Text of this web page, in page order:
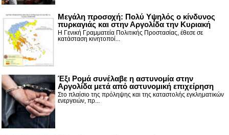
Μεγάλη προσοχή: Πολύ Υψηλός ο κίνδυνος
πυρκαγιάς και στην Αργολίδα την Κυριακή
Η Γενική Γραμματεία Πολιτικής Προστασίας, έθεσε σε
κατάσταση κινητοποί...
Έξι Ρομά συνέλαβε η αστυνομία στην
Αργολίδα μετά από αστυνομική επιχείρηση
Στο πλαίσιο της πρόληψης και της καταστολής εγκληματικών
ενεργειών, πρ...